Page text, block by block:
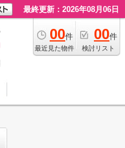
最終更新：2026年08月06日
00件
最近見た物件
00件
検討リスト